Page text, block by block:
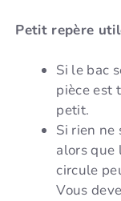
Petit repère
Si le bac
pièce est
petit.
Si rien ne
alors que
circule
Vous